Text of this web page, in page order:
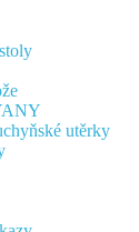
utěrky